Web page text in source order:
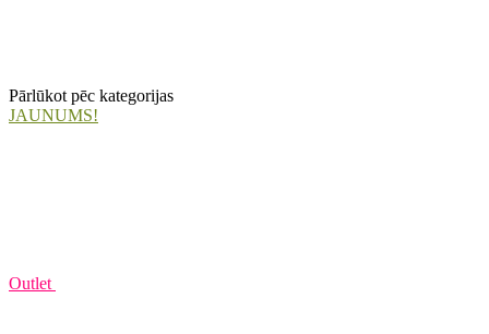
Pārlūkot pēc kategorijas
JAUNUMS!
Outlet